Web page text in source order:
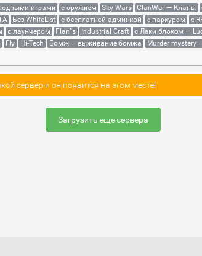
играми с оружием Sky Wars ClanWar — Кланы
Без WhiteList с бесплатной админкой с паркуром с
с лаунчером Flan`s Industrial Craft с Лаки блоком —
Fly Hi-Tech Бомж — выживание бомжа Murder mystery
сервер и он появится на этом месте!
Загрузить еще сервера